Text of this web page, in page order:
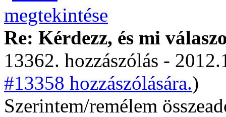
Re: Kérdezz, és mi
13362. hozzászólás -
#13358 hozzászólására.)
Szerintem/remélem